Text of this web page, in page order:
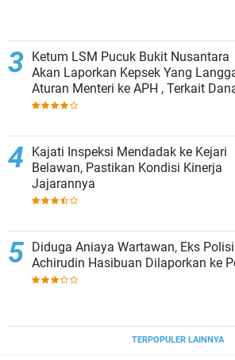
Ketum LSM Pucuk Bukit Nusantara
Akan Laporkan Kepsek Yang
Aturan Menteri ke APH , Terkait Dana
Revitalisasi Sekolah
Kajati Inspeksi Mendadak ke Kejari
Belawan, Pastikan Kondisi Kinerja
Jajarannya
Diduga Aniaya Wartawan, Eks Polisi
Achirudin Hasibuan Dilaporkan ke
TERPOPULER LAINNYA